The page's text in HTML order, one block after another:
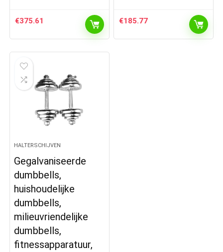
€375.61 €185.77
HALTERSCHIJVEN
Gegalvaniseerde
dumbbells,
huishoudelijke
dumbbells,
milieuvriendelijke
dumbbells,
fitnessapparatuur,